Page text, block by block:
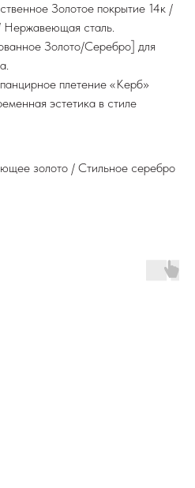
Золотое покрытие 14к /
Нержавеющая сталь.
Золото/Серебро] для
плетение «Керб»
эстетика в стиле
золото / Стильное серебро